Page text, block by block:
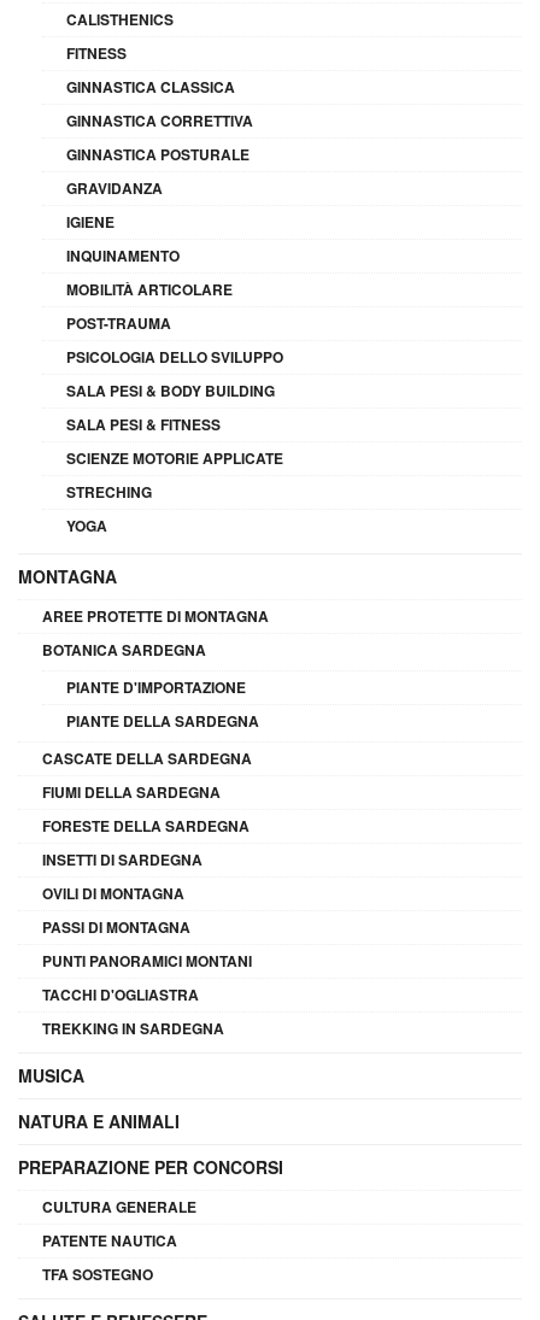
CALISTHENICS
FITNESS
GINNASTICA CLASSICA
GINNASTICA CORRETTIVA
GINNASTICA POSTURALE
GRAVIDANZA
IGIENE
INQUINAMENTO
MOBILITÀ ARTICOLARE
POST-TRAUMA
PSICOLOGIA DELLO SVILUPPO
SALA PESI & BODY BUILDING
SALA PESI & FITNESS
SCIENZE MOTORIE APPLICATE
STRECHING
YOGA
MONTAGNA
AREE PROTETTE DI MONTAGNA
BOTANICA SARDEGNA
PIANTE D'IMPORTAZIONE
PIANTE DELLA SARDEGNA
CASCATE DELLA SARDEGNA
FIUMI DELLA SARDEGNA
FORESTE DELLA SARDEGNA
INSETTI DI SARDEGNA
OVILI DI MONTAGNA
PASSI DI MONTAGNA
PUNTI PANORAMICI MONTANI
TACCHI D'OGLIASTRA
TREKKING IN SARDEGNA
MUSICA
NATURA E ANIMALI
PREPARAZIONE PER CONCORSI
CULTURA GENERALE
PATENTE NAUTICA
TFA SOSTEGNO